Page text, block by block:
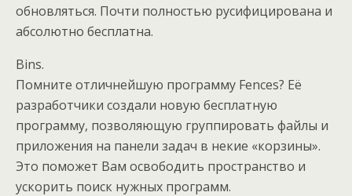
обновляться. Почти полностью русифицирована и
абсолютно бесплатна.
Bins.
Помните отличнейшую программу Fences? Её
разработчики создали новую бесплатную
программу, позволяющую группировать файлы и
приложения на панели задач в некие «корзины».
Это поможет Вам освободить пространство и
ускорить поиск нужных программ.